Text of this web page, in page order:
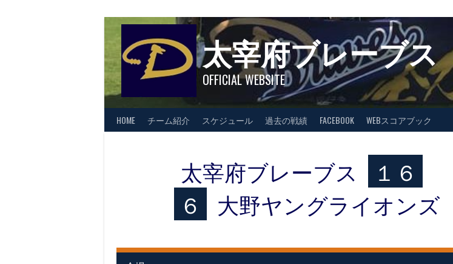
太宰府ブレーブス
OFFICIAL WEBSITE
HOME チーム紹介 スケジュール 過去の戦績 FACEBOOK WEBスコアブック
太宰府ブレーブス
１６
６
大野ヤングライオンズ